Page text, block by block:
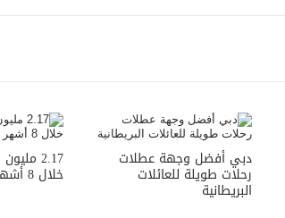
دبي أفضل وجهة عطلات
رحلات طويلة للعائلات
البريطانية
2.17
خلال 8 أشهر